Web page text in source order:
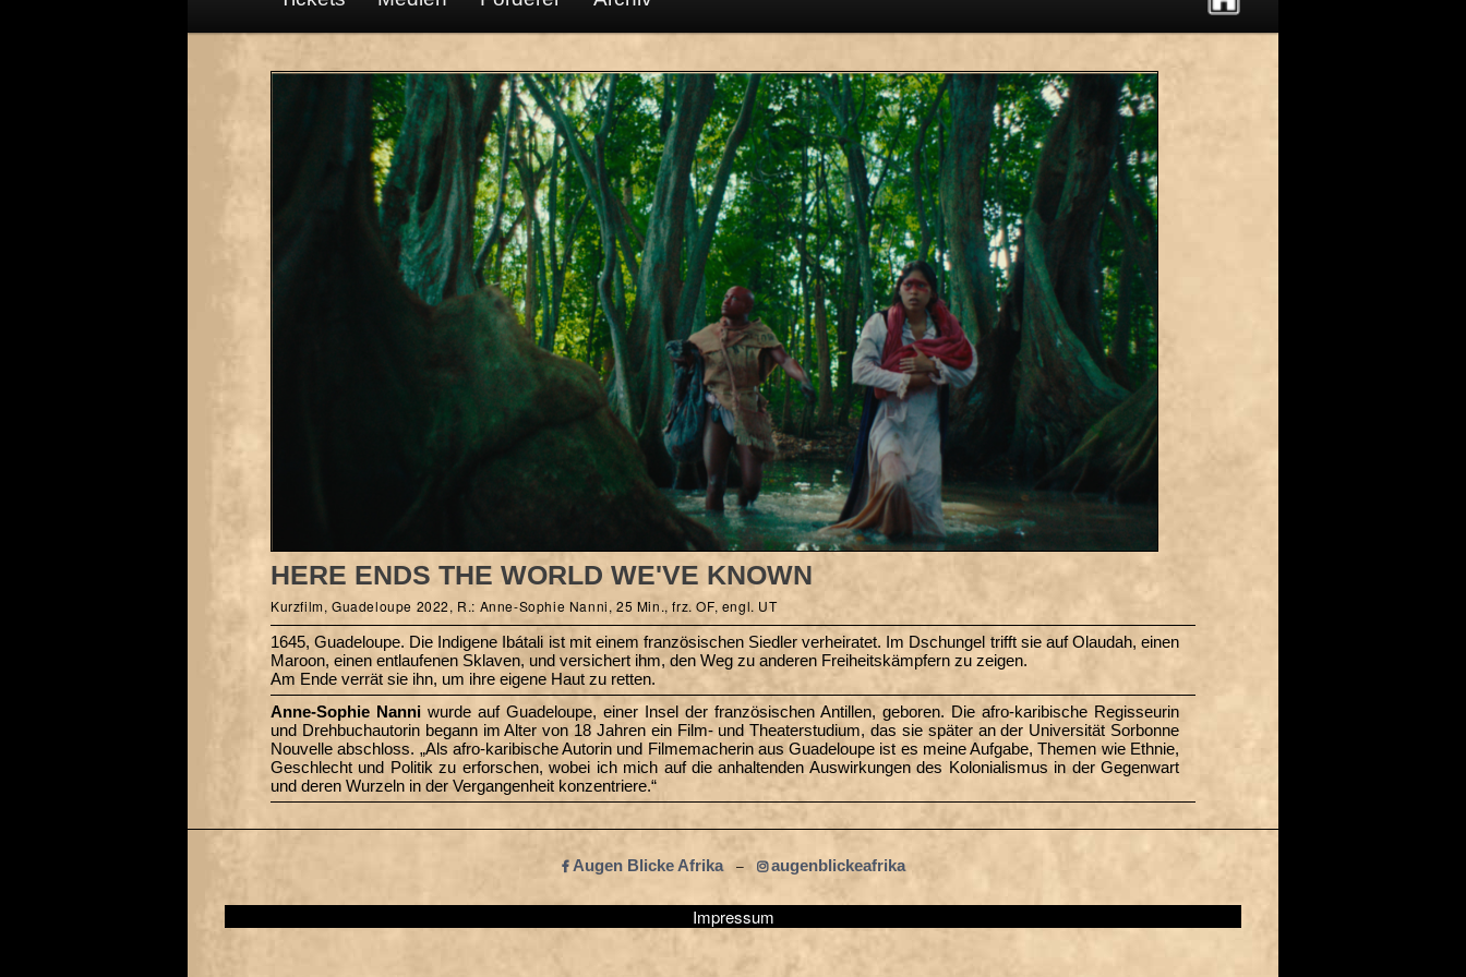
HERE ENDS THE WORLD WE'VE KNOWN
Kurzfilm, Guadeloupe 2022, R.: Anne-Sophie Nanni, 25 Min., frz. OF, engl. UT
1645, Guadeloupe. Die Indigene Ibátali ist mit einem französischen Siedler verheiratet. Im Dschungel trifft sie auf Olaudah, einen
Maroon, einen entlaufenen Sklaven, und versichert ihm, den Weg zu anderen Freiheitskämpfern zu zeigen.
Am Ende verrät sie ihn, um ihre eigene Haut zu retten.
Anne-Sophie Nanni wurde auf Guadeloupe, einer Insel der französischen Antillen, geboren. Die afro-karibische Regisseurin
und Drehbuchautorin begann im Alter von 18 Jahren ein Film- und Theaterstudium, das sie später an der Universität Sorbonne
Nouvelle ­abschloss. „Als afro-karibische Autorin und Filmemacherin aus Guadeloupe ist es meine Aufgabe, ­Themen wie Ethnie,
Geschlecht und Politik zu erforschen, wobei ich mich auf die anhaltenden Auswirkungen des Kolonialismus in der Gegenwart
und deren Wurzeln in der Vergangenheit konzentriere.“
Augen Blicke Afrika– augenblickeafrika
Impressum